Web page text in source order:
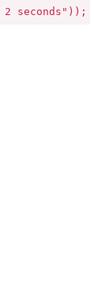
seconds"));